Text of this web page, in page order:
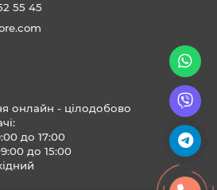
55 45
онлайн - цілодобово
до 17:00
до 15:00